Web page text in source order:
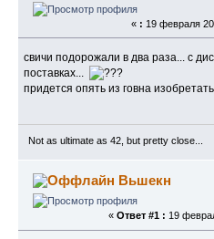
« : 19 февраля
свичи подорожали в два раза... с
поставках...
придется опять из говна
Not as ultimate as 42, but pretty close...
Вьшекн
« Ответ #1 : 19